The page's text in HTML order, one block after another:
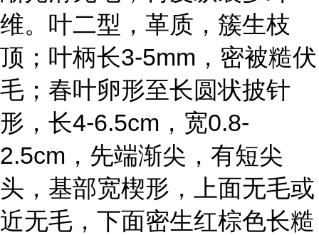
维。叶二型，革质，簇生枝
顶；叶柄长3-5mm，密被糙伏
毛；春叶卵形至长圆状披针
形，长4-6.5cm，宽0.8-
2.5cm，先端渐尖，有短尖
头，基部宽楔形，上面无毛或
近无毛，下面密生红棕色长糙